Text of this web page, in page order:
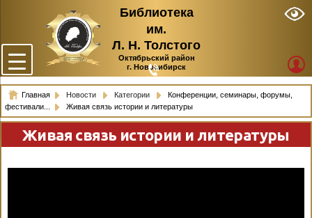
Библиотека
им.
Л. Н. Толстого
Октябрьский район
г. Новосибирск
Главная Новости Категории
Конференции, семинары, форумы,
фестивали...
Живая связь истории и литературы
Живая связь истории и литературы